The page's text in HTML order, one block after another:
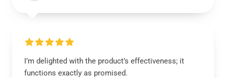
I’m delighted with the product’s effectiveness; it
functions exactly as promised.